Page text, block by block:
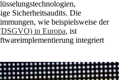
Sicherheitsaudits. Die
wie beispielsweise der
in Europa, ist
integriert